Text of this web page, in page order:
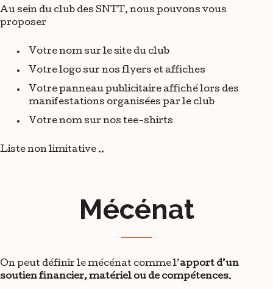
Au sein du club des SNTT, nous pouvons vous
proposer
Votre nom sur le site du club
Votre logo sur nos flyers et affiches
Votre panneau publicitaire affiché lors des
manifestations organisées par le club
Votre nom sur nos tee-shirts
Liste non limitative ..
Mécénat
On peut définir le mécénat comme l’apport d’un
soutien financier, matériel ou de compétences.